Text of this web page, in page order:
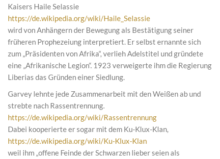
Kaisers Haile Selassie
https://de.wikipedia.org/wiki/Haile_Selassie
wird von Anhängern der Bewegung als Bestätigung seiner
früheren Prophezeiung interpretiert. Er selbst ernannte sich
zum „Präsidenten von Afrika“, verlieh Adelstitel und gründete
eine „Afrikanische Legion“. 1923 verweigerte ihm die Regierung
Liberias das Gründen einer Siedlung.
Garvey lehnte jede Zusammenarbeit mit den Weißen ab und
strebte nach Rassentrennung.
https://de.wikipedia.org/wiki/Rassentrennung
Dabei kooperierte er sogar mit dem Ku-Klux-Klan,
https://de.wikipedia.org/wiki/Ku-Klux-Klan
weil ihm „offene Feinde der Schwarzen lieber seien als